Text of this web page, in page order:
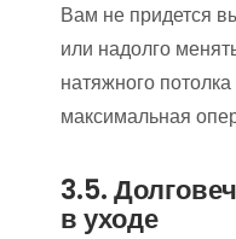
Вам не придется
или надолго
натяжного
максимальная
3.5.
в уходе